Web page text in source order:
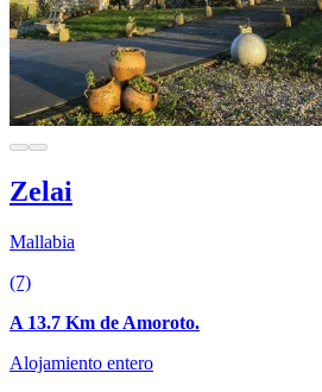
Zelai
Mallabia
(7)
A 13.7 Km de Amoroto.
Alojamiento entero